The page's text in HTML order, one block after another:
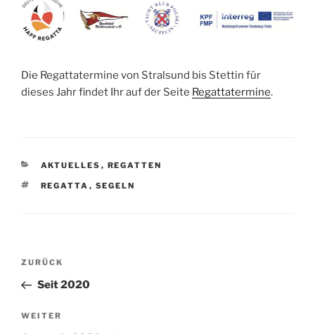
Die Regattatermine von Stralsund bis Stettin für
dieses Jahr findet Ihr auf der Seite Regattatermine.
KATEGORIEN
AKTUELLES , REGATTEN
SCHLAGWÖRTER
REGATTA , SEGELN
Beitragsnavigation
Vorheriger
Beitrag
ZURÜCK
Seit 2020
Nächster
WEITER